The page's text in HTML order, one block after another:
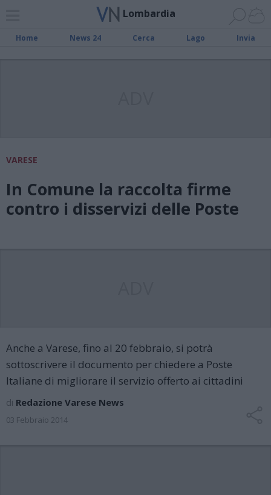
Lombardia
Home News 24 Cerca Lago Invia
VARESE
In Comune la raccolta firme
contro i disservizi delle Poste
Anche a Varese, fino al 20 febbraio, si potrà
sottoscrivere il documento per chiedere a Poste
Italiane di migliorare il servizio offerto ai cittadini
di Redazione Varese News
03 Febbraio 2014